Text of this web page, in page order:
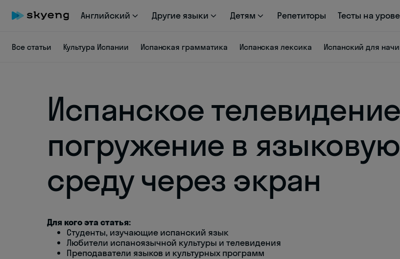
Английский Другие языки Детям Репетиторы Тесты на
Все статьи Культура Испании Испанская грамматика Испанская лексика Испанский для
Испанское
погружение в языковую
среду через экран
Для кого эта статья:
Студенты, изучающие испанский язык
Любители испаноязычной культуры и телевидения
Преподаватели языков и культурных программ